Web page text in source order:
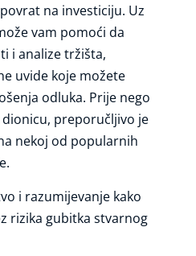
na investiciju. Uz
vam pomoći da
i analize tržišta,
uvide koje možete
odluka. Prije nego
preporučljivo je
nekoj od popularnih
i razumijevanje kako
rizika gubitka stvarnog